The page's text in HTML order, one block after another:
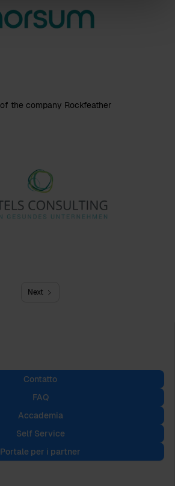
Next
Contatto
FAQ
Accademia
Self Service
Portale per i partner